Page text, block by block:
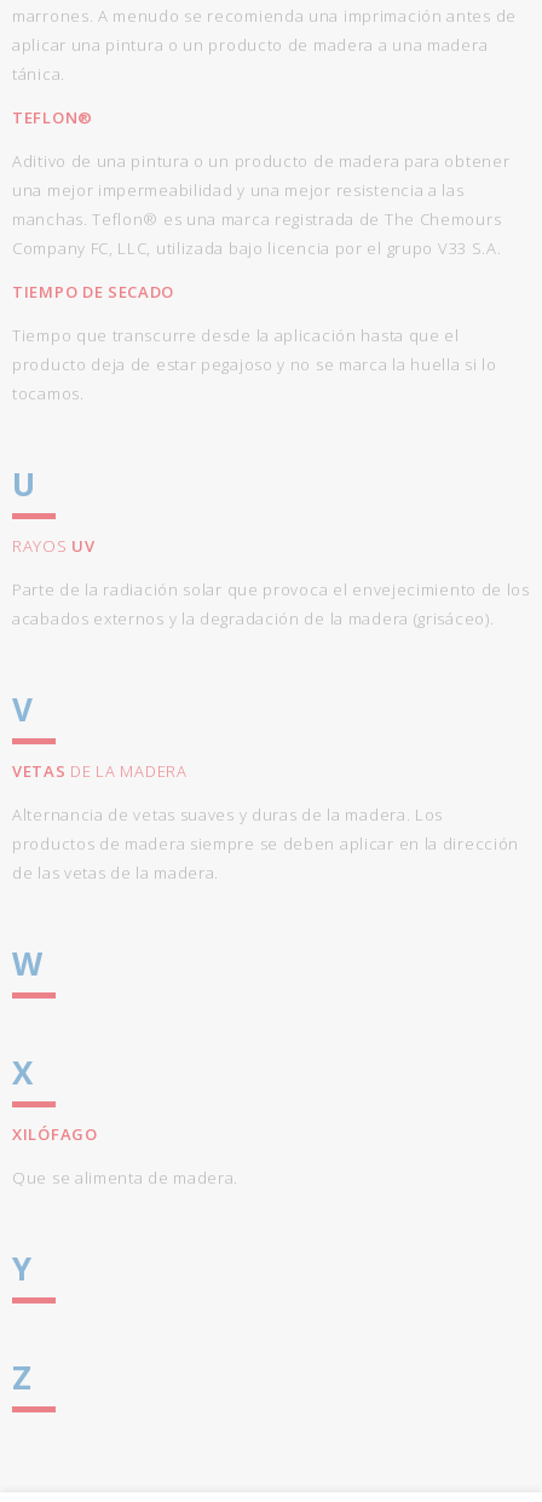
marrones. A menudo se recomienda una imprimación antes de
aplicar una pintura o un producto de madera a una madera
tánica.
TEFLON®
Aditivo de una pintura o un producto de madera para obtener
una mejor impermeabilidad y una mejor resistencia a las
manchas. Teflon® es una marca registrada de The Chemours
Company FC, LLC, utilizada bajo licencia por el grupo V33 S.A.
TIEMPO DE SECADO
Tiempo que transcurre desde la aplicación hasta que el
producto deja de estar pegajoso y no se marca la huella si lo
tocamos.
U
RAYOS UV
Parte de la radiación solar que provoca el envejecimiento de los
acabados externos y la degradación de la madera (grisáceo).
V
VETAS DE LA MADERA
Alternancia de vetas suaves y duras de la madera. Los
productos de madera siempre se deben aplicar en la dirección
de las vetas de la madera.
W
X
XILÓFAGO
Que se alimenta de madera.
Y
Z